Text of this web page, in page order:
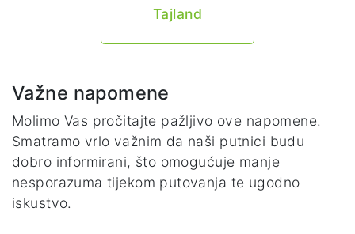
Tajland
Važne napomene
Molimo Vas pročitajte pažljivo ove napomene.
Smatramo vrlo važnim da naši putnici budu
dobro informirani, što omogućuje manje
nesporazuma tijekom putovanja te ugodno
iskustvo.